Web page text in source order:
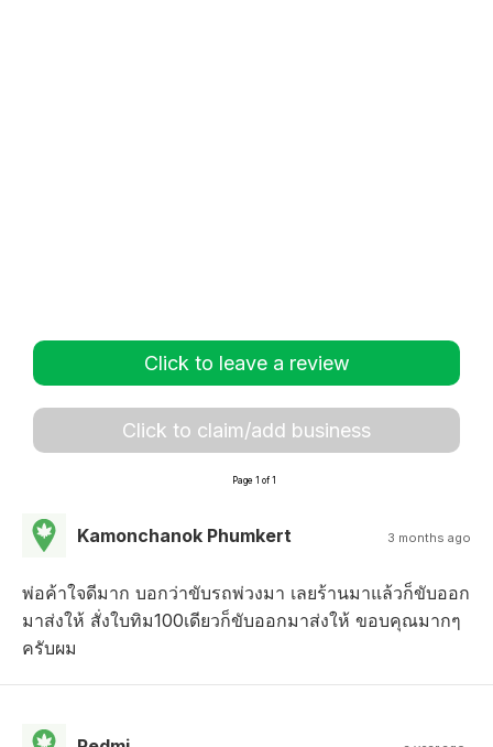
Click to leave a review
Click to claim/add business
Page 1 of 1
Kamonchanok Phumkert 3 months ago
พ่อค้าใจดีมาก บอกว่าขับรถพ่วงมา เลยร้านมาแล้วก็ขับออก
มาส่งให้ สั่งใบทิม100เดียวก็ขับออกมาส่งให้ ขอบคุณมากๆ
ครับผม